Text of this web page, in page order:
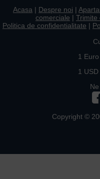
Acasa | Despre noi |
comerciale | Trimite
Politica de confidentialitate |
1
1
Copyright ©